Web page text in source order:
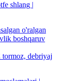
shlang |
tormoz, debriyaj